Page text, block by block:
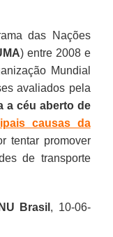
das Nações
) entre 2008 e
Mundial
avaliados pela
a céu aberto de
causas da
tentar promover
de transporte
Brasil , 10-06-